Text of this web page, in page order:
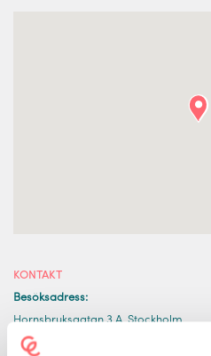
KONTAKT
Besöksadress:
Hornsbruksgatan 3 A, Stockholm